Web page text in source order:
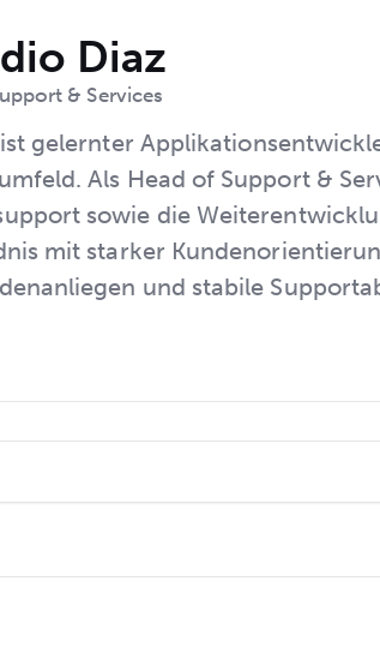
Diaz
& Services
gelernter
Als Head of Support &
sowie die
mit starker
und stabile